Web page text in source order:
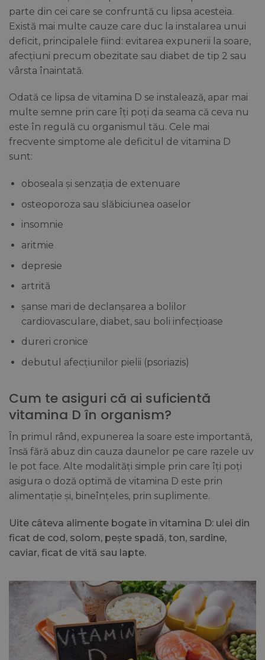
parte din cei care se confruntă cu lipsa acesteia.
Există mai multe cauze care duc la instalarea unui
deficit, principalele fiind: evitarea expunerii la soare,
afecțiuni precum obezitate sau diabet de tip 2 sau
vârsta înaintată.
Odată ce lipsa de vitamina D se instalează, apar mai
multe semne prin care îți poți da seama că ceva nu
este în regulă cu organismul tău. Cele mai
frecvente simptome ale deficitul de vitamina D
sunt:
oboseala și senzația de extenuare
osteoporoza sau slăbiciunea oaselor
insomnie
aritmie
depresie
artrită
șanse mari de declanșarea a bolilor
cardiovasculare, diabet, sau boli infecțioase
dureri cronice
debutul afecțiunilor pielii (psoriazis)
Cum te asiguri că ai suficientă
vitamina D în organism?
În primul rând, expunerea la soare este importantă,
însă fără abuz din cauza daunelor pe care razele uv
le pot face. Alte modalități simple prin care îți poți
asigura o doză optimă de vitamina D este prin
alimentație și, bineînțeles, prin suplimente.
Uite câteva alimente bogate în vitamina D: ulei din
ficat de cod, solom, pește spadă, ton, sardine,
caviar, ficat de vită sau lapte.